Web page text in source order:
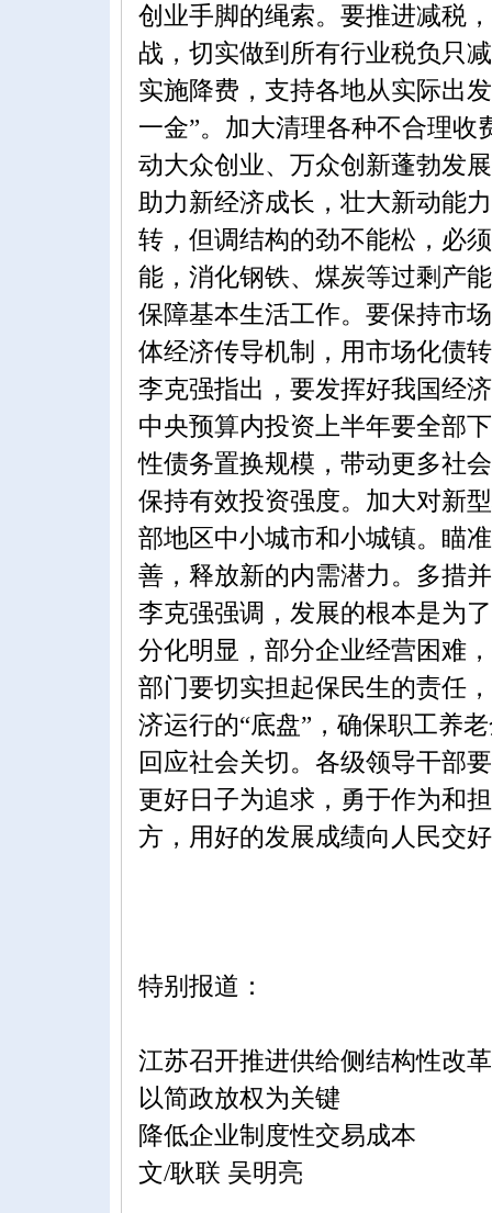
创业手脚的绳索。要推进减税
战，切实做到所有行业税负只
实施降费，支持各地从实际出
一金”。加大清理各种不合理
动大众创业、万众创新蓬勃发
助力新经济成长，壮大新动能
转，但调结构的劲不能松，必
能，消化钢铁、煤炭等过剩产
保障基本生活工作。要保持市
体经济传导机制，用市场化债
李克强指出，要发挥好我国经
中央预算内投资上半年要全部
性债务置换规模，带动更多社
保持有效投资强度。加大对新
部地区中小城市和小城镇。瞄
善，释放新的内需潜力。多措
李克强强调，发展的根本是为
分化明显，部分企业经营困难
部门要切实担起保民生的责任
济运行的“底盘”，确保职工养
回应社会关切。各级领导干部
更好日子为追求，勇于作为和
方，用好的发展成绩向人民交
特别报道：
江苏召开推进供给侧结构性改
以简政放权为关键
降低企业制度性交易成本
文/耿联 吴明亮